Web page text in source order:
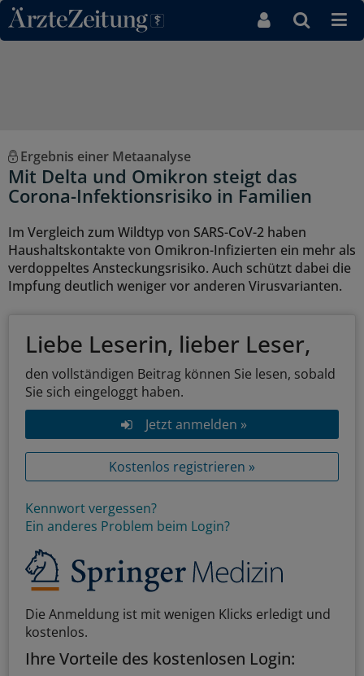
Direkt zum Inhaltsbereich
Ergebnis einer Metaanalyse
Mit Delta und Omikron steigt das
Corona-Infektionsrisiko in Familien
Im Vergleich zum Wildtyp von SARS-CoV-2 haben
Haushaltskontakte von Omikron-Infizierten ein mehr als
verdoppeltes Ansteckungsrisiko. Auch schützt dabei die
Impfung deutlich weniger vor anderen Virusvarianten.
Liebe Leserin, lieber Leser,
den vollständigen Beitrag können Sie lesen, sobald
Sie sich eingeloggt haben.
Jetzt anmelden »
Kostenlos registrieren »
Kennwort vergessen?
Ein anderes Problem beim Login?
Die Anmeldung ist mit wenigen Klicks erledigt und
kostenlos.
Ihre Vorteile des kostenlosen Login: